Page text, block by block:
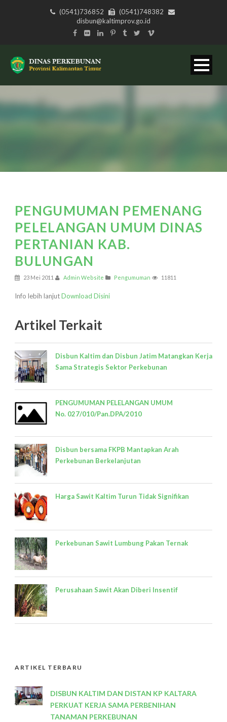
(0541)736852
(0541)748382
disbun@kaltimprov.go.id
PENGUMUMAN PEMENANG
PELELANGAN UMUM DINAS
PERTANIAN KAB.
BULUNGAN
23 Mei 2011 Admin Website Pengumuman 11811
Info lebih lanjutDownload Disini
Artikel Terkait
Disbun Kaltim dan Disbun Jatim Matangkan Kerja
Sama Strategis Sektor Perkebunan
PENGUMUMAN PELELANGAN UMUM
No. 027/010/Pan.DPA/2010
Disbun bersama FKPB Mantapkan Arah
Perkebunan Berkelanjutan
Harga Sawit Kaltim Turun Tidak Signifikan
Perkebunan Sawit Lumbung Pakan Ternak
Perusahaan Sawit Akan Diberi Insentif
ARTIKEL TERBARU
DISBUN KALTIM DAN DISTAN KP KALTARA
PERKUAT KERJA SAMA PERBENIHAN
TANAMAN PERKEBUNAN